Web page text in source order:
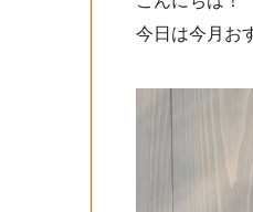
今日は今月お